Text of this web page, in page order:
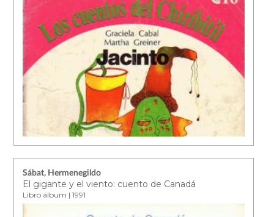
Sábat, Hermenegildo
El gigante y el viento: cuento de Canadá
Libro álbum | 1991